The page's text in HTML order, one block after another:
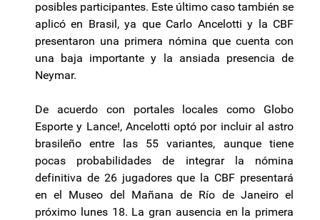
posibles participantes. Este último caso también se
aplicó en Brasil, ya que Carlo Ancelotti y la CBF
presentaron una primera nómina que cuenta con
una baja importante y la ansiada presencia de
Neymar.
De acuerdo con portales locales como Globo
Esporte y Lance!, Ancelotti optó por incluir al astro
brasileño entre las 55 variantes, aunque tiene
pocas probabilidades de integrar la nómina
definitiva de 26 jugadores que la CBF presentará
en el Museo del Mañana de Río de Janeiro el
próximo lunes 18. La gran ausencia en la primera